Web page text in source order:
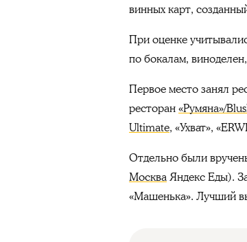
винных карт,
При оценке
по бокалам,
Первое место занял
ресторан«Румяна»/
Ultimate, «Ухват»,
Отдельно были
МоскваЯндекс Еды).
«Машенька». Лучший